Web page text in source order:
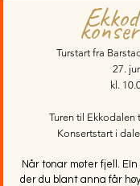
Turstart fra
27.
kl.
Turen til Ekkodalen
Konsertstart i
Når tonar møter fjell.
der du blant anna får